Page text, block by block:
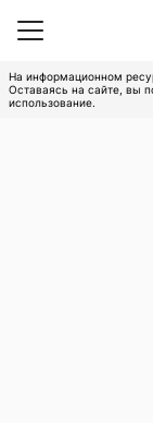
На информационном
Оставаясь на сайте, вы
использование.